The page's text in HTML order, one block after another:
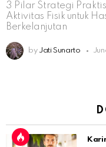
3 Pilar Strategi
Aktivitas Fisik untuk
Berkelanjutan
by Jati Sunarto